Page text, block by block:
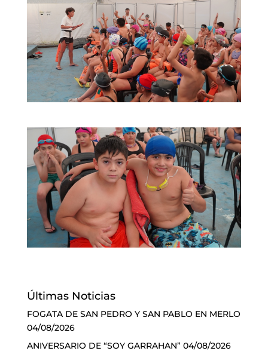
Últimas Noticias
FOGATA DE SAN PEDRO Y SAN PABLO EN MERLO
04/08/2026
ANIVERSARIO DE “SOY GARRAHAN” 04/08/2026